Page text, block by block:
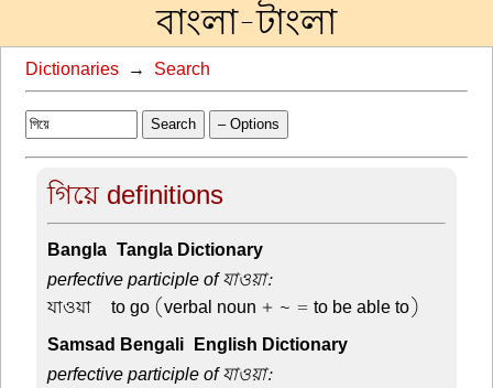
বাংলা-টাংলা
Dictionaries → Search
Search – Options
গিয়ে definitions
Bangla-Tangla Dictionary
perfective participle of যাওয়া:
যাওয়া –to go (verbal noun + ~ = to be able to)
Samsad Bengali-English Dictionary
perfective participle of যাওয়া: